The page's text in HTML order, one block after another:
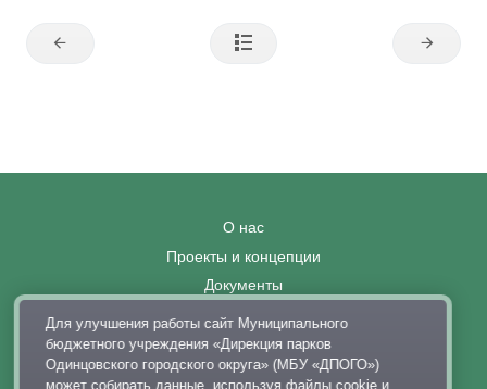
О нас
Проекты и концепции
Документы
Вакансии
Правила поведения в парках
Выставка современного искусства
Для улучшения работы сайт Муниципального
бюджетного учреждения «Дирекция парков
Одинцовского городского округа» (МБУ «ДПОГО»)
может собирать данные, используя файлы cookie и